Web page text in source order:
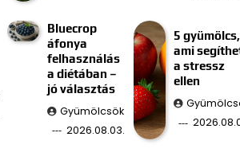
Bluecrop
áfonya
felhasználás
a diétában –
jó választás
Gyümölcsök
2026.08.03.
5 gyümölcs,
ami
a stressz
ellen